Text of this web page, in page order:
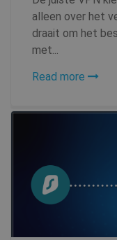
alleen over het
draait om het
met...
Read more